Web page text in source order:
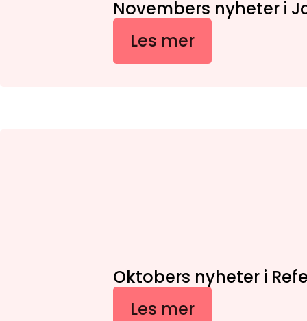
Novembers nyheter i
Les mer
Oktobers nyheter i
Les mer